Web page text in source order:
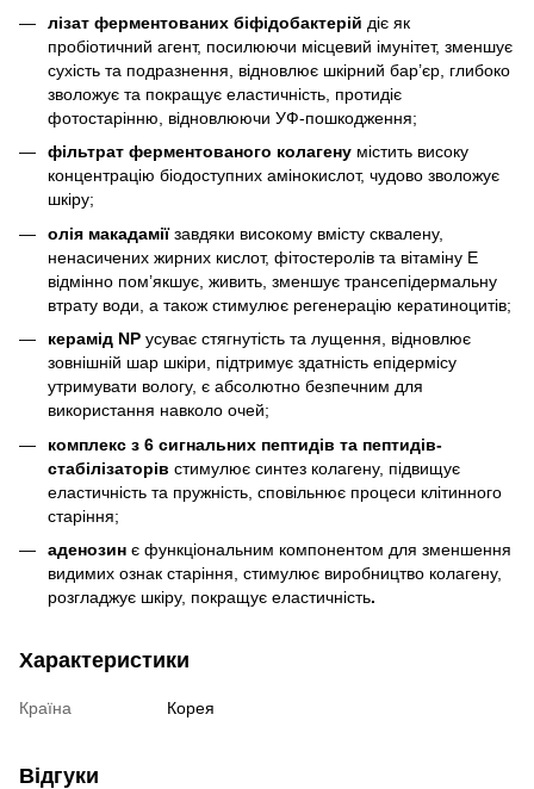
лізат ферментованих біфідобактерій діє як
пробіотичний агент, посилюючи місцевий імунітет, зменшує
сухість та подразнення, відновлює шкірний бар’єр, глибоко
зволожує та покращує еластичність, протидіє
фотостарінню, відновлюючи УФ-пошкодження;
фільтрат ферментованого колагену містить високу
концентрацію біодоступних амінокислот, чудово зволожує
шкіру;
олія макадаміїзавдяки високому вмісту сквалену,
ненасичених жирних кислот, фітостеролів та вітаміну Е
відмінно пом’якшує, живить, зменшує трансепідермальну
втрату води, а також стимулює регенерацію кератиноцитів;
керамід NP усуває стягнутість та лущення, відновлює
зовнішній шар шкіри, підтримує здатність епідермісу
утримувати вологу, є абсолютно безпечним для
використання навколо очей;
комплекс з 6 сигнальних пептидів та пептидів-
стабілізаторів стимулює синтез колагену, підвищує
еластичність та пружність, сповільнює процеси клітинного
старіння;
аденозин є функціональним компонентом для зменшення
видимих ознак старіння, стимулює виробництво колагену,
розгладжує шкіру, покращує еластичність.
Характеристики
Країна Корея
Відгуки